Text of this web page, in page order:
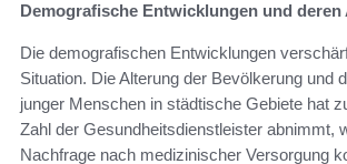
Demografische Entwicklungen und
Die demografischen Entwicklungen
Situation. Die Alterung der Bevölkerung und
junger Menschen in städtische Gebiete hat
Zahl der Gesundheitsdienstleister abnimmt,
Nachfrage nach medizinischer Versorgung